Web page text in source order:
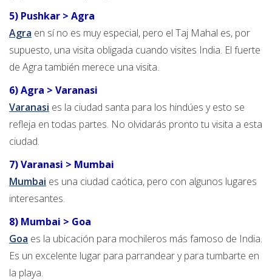
5) Pushkar > Agra
Agra en sí no es muy especial, pero el Taj Mahal es, por
supuesto, una visita obligada cuando visites India. El fuerte
de Agra también merece una visita.
6) Agra > Varanasi
Varanasi es la ciudad santa para los hindúes y esto se
refleja en todas partes. No olvidarás pronto tu visita a esta
ciudad.
7) Varanasi > Mumbai
Mumbai es una ciudad caótica, pero con algunos lugares
interesantes.
8) Mumbai > Goa
Goa es la ubicación para mochileros más famoso de India.
Es un excelente lugar para parrandear y para tumbarte en
la playa.